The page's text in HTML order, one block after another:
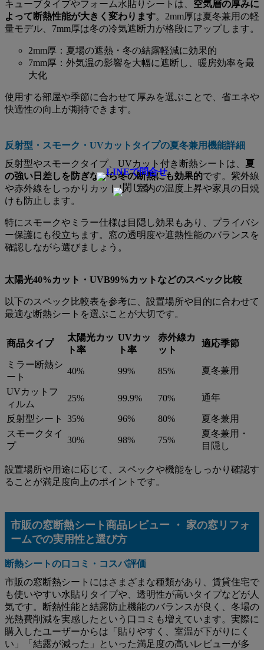
キューブタイプやフォーム水貼りシートは、 空気層の厚みに
よって断熱性能が大きく変わります。2mm厚は夏冬兼用の軽
量モデル、7mm厚は冬の冷気遮断力が格段にアップします。
2mm厚：夏場の遮熱・冬の結露軽減に効果的
7mm厚：外気温の影響を大幅に遮断し、暖房効率を最
大化
使用する部屋や季節に合わせて厚みを選ぶことで、省エネや
快適性の向上が期待できます。
反射型・スモーク・UVカットタイプの夏冬兼用機能詳細
反射型やスモークタイプ、UVカット付き断熱シートは、 夏
の強い日差しを防ぎながら冬の断熱にも効果的です。紫外線
や赤外線をしっかりカットし、室内の温度上昇や家具の日焼
けも防止します。
特にスモークやミラー仕様は目隠し効果もあり、プライバシ
ー保護にも役立ちます。窓の透明度や遮熱性能のバランスを
確認しながら選びましょう。
太陽光40%カット・UVB99%カットなどのスペック比較
以下のスペック比較表を参考に、設置場所や目的に合わせて
最適な断熱シートを選ぶことが大切です。
商品タイプ
太陽光カッ
ト率
UVカッ
ト率
赤外線カ
ット
適応季節
ミラー断熱シ
ート
40% 99% 85% 夏冬兼用
UVカットフ
ィルム
25% 99.9% 70% 通年
反射型シート 35% 96% 80%
夏冬兼用
スモークタイ
プ
30% 98% 75%
夏冬兼用・
目隠し
設置場所や用途に応じて、スペックや機能をしっかり確認す
ることが満足度向上のポイントです。
市販の窓断熱シート商品レビュー ・ 家の窓リフォ
ームでの実用性と選び方
断熱シートの口コミ・コスパ評価
市販の窓断熱シートにはさまざまな種類があり、賃貸住宅で
も使いやすい水貼りタイプや、透明性が高いタイプなどが人
気です。断熱性能と結露防止機能のバランスが良く、冬場の
光熱費削減を実感したという口コミも増えています。実際に
購入したユーザーからは「貼りやすく、室温が下がりにく
い」「結露が減った」といった満足度の高いレビューが多